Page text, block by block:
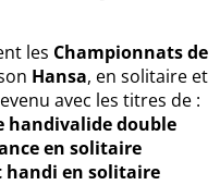
les Championnats de
Hansa, en solitaire et
avec les titres de :
handivalide double
en solitaire
handi en solitaire